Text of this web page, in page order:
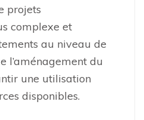
projets
complexe et
au niveau de
l’aménagement du
une utilisation
disponibles.